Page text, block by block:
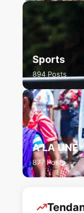
Sports
894 Posts
A LA UNE
877 Posts